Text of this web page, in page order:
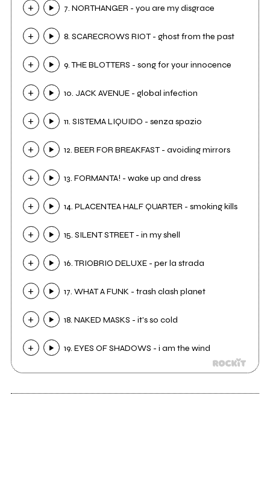
7. NORTHANGER - you are my disgrace
8. SCARECROWS RIOT - ghost from the past
9. THE BLOTTERS - song for your innocence
10. JACK AVENUE - global infection
11. SISTEMA LIQUIDO - senza spazio
12. BEER FOR BREAKFAST - avoiding mirrors
13. FORMANTA! - wake up and dress
14. PLACENTEA HALF QUARTER - smoking kills
15. SILENT STREET - in my shell
16. TRIOBRIO DELUXE - per la strada
17. WHAT A FUNK - trash clash planet
18. NAKED MASKS - it's so cold
19. EYES OF SHADOWS - i am the wind